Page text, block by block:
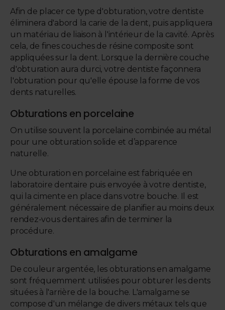
Afin de placer ce type d'obturation, votre dentiste
éliminera d'abord la carie de la dent, puis appliquera
un matériau de liaison à l'intérieur de la cavité. Après
cela, de fines couches de résine composite sont
appliquées sur la dent. Lorsque la dernière couche
d'obturation aura durci, votre dentiste façonnera
l'obturation pour qu'elle épouse la forme de vos
dents naturelles.
Obturations en porcelaine
On utilise souvent la porcelaine combinée au métal
pour une obturation solide et d’apparence
naturelle.
Une obturation en porcelaine est fabriquée en
laboratoire dentaire puis envoyée à votre dentiste,
qui la cimente en place dans votre bouche. Il est
généralement nécessaire de planifier au moins deux
rendez-vous dentaires afin de terminer la
procédure.
Obturations en amalgame
De couleur argentée, les obturations en amalgame
sont fréquemment utilisées pour obturer les dents
situées à l'arrière de la bouche. L'amalgame se
compose d'un mélange de divers métaux tels que